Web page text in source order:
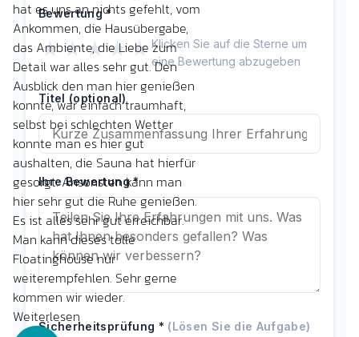
hat es uns an nichts gefehlt, vom
Ankommen, die Hausübergabe,
das Ambiente, die Liebe zum
Detail war alles sehr gut. Den
Ausblick den man hier genießen
konnte, war einfach traumhaft,
selbst bei schlechten Wetter
konnte man es hier gut
aushalten, die Sauna hat hierfür
gesorgt. Ansonsten kann man
hier sehr gut die Ruhe genießen.
Es ist alles sehr gut erreichbar.
Man kann dieses tolle
Floatinghouse nur
weiterempfehlen. Sehr gerne
kommen wir wieder.
Weiterlesen